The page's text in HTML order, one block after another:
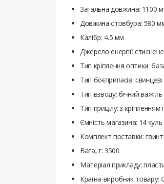
Загальна довжина: 1100
Довжина стовбура: 580
Калібр: 4.5 мм
Джерело енергії:
Тип кріплення оптики:
Тип боєприпасів: свинцеві
Тип взводу: бічний важіль
Тип прицілу: з кріпленням
Ємність магазина: 14 куль
Комплект поставки:
Вага, г: 3500
Матеріал прикладу:
Країна-виробник